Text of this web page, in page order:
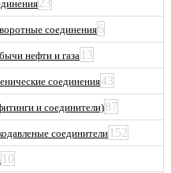
23
соединения6
нефти и газа 13
соединения43
и соединители)87
соединители152
10